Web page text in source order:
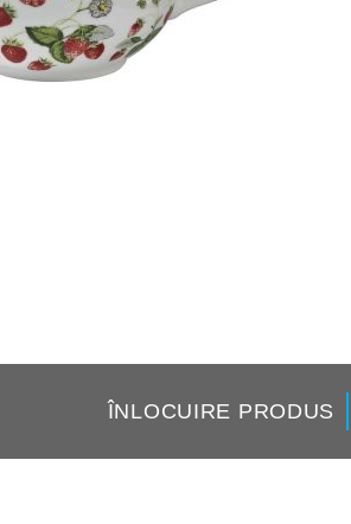
ÎNLOCUIRE PRODUS